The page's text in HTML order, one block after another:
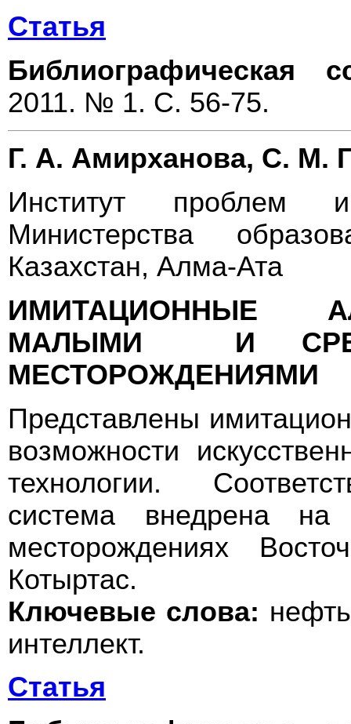
Статья
Библиографическая
2011. № 1. С. 56-75.
Г. А. Амирханова, С. М.
Институт проблем
Министерства
Казахстан, Алма-Ата
ИМИТАЦИОННЫЕ
МАЛЫМИ И
МЕСТОРОЖДЕНИЯМИ
Представлены
возможности
технологии.
система внедрена
месторождениях
Котыртас.
Ключевые слова:
интеллект.
Статья